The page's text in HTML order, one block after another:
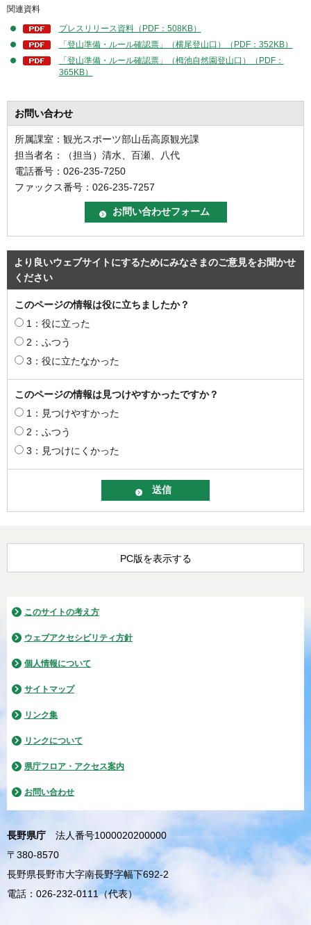
関連資料
プレスリリース資料（PDF：508KB）
「登山準備・ルール確認票」（横尾登山口）（PDF：352KB）
「登山準備・ルール確認票」（栂池自然園登山口）（PDF：
365KB）
お問い合わせ
所属課室：観光スポーツ部山岳高原観光課
担当者名：（担当）清水、百瀬、八代
電話番号：026-235-7250
ファックス番号：026-235-7257
より良いウェブサイトにするためにみなさまのご意見をお聞かせ
ください
このページの情報は役に立ちましたか？
1：役に立った
2：ふつう
3：役に立たなかった
このページの情報は見つけやすかったですか？
1：見つけやすかった
2：ふつう
3：見つけにくかった
PC版を表示する
このサイトの考え方
ウェブアクセシビリティ方針
個人情報について
サイトマップ
リンク集
リンクについて
県庁フロア・アクセス案内
お問い合わせ
長野県庁
法人番号1000020200000
〒380-8570
長野県長野市大字南長野字幅下692-2
電話：026-232-0111（代表）